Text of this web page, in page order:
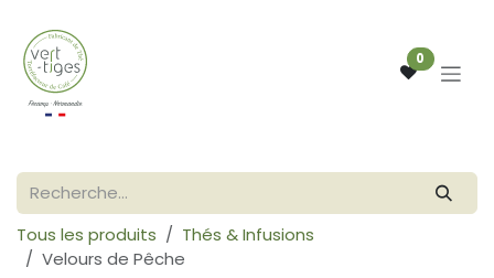
0
Tous les produits
Thés & Infusions
Velours de Pêche